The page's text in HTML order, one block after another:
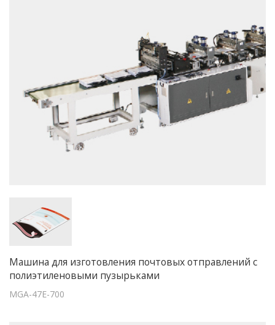
Машина для изготовления почтовых отправлений с
полиэтиленовыми пузырьками
MGA-47E-700